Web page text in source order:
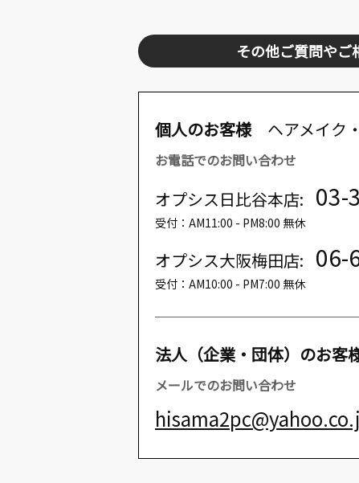
その他ご質問やご
個人のお客様 ヘアメイク
お電話でのお問い合わせ
オプシス日比谷本店: 03-
受付：AM11:00 - PM8:00 無休
オプシス大阪梅田店: 06-
受付：AM10:00 - PM7:00 無休
法人（企業・団体）のお客
メールでのお問い合わせ